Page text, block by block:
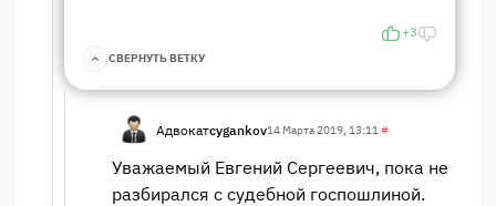
+3
СВЕРНУТЬ ВЕТКУ
Адвокатcygankov14 Марта 2019, 13:11#
Уважаемый Евгений Сергеевич, пока не
разбирался с судебной госпошлиной.